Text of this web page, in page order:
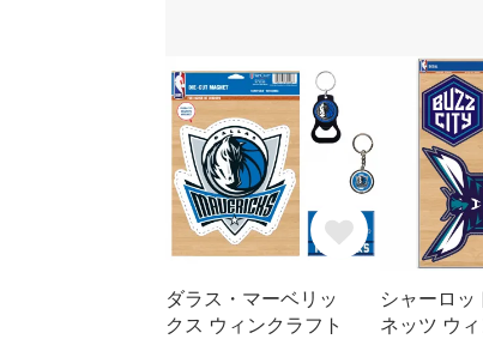
ダラス・マーベリッ
クス ウィンクラフト
シャーロッ
ネッツ ウ